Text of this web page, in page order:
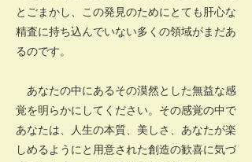
とごまかし、この発見のためにとても肝心な
精査に持ち込んでいない多くの領域がまだあ
るのです。
あなたの中にあるその漠然とした無益な感
覚を明らかにしてください。その感覚の中で
あなたは、人生の本質、美しさ、あなたが楽
しめるようにと用意された創造の歓喜に気づ